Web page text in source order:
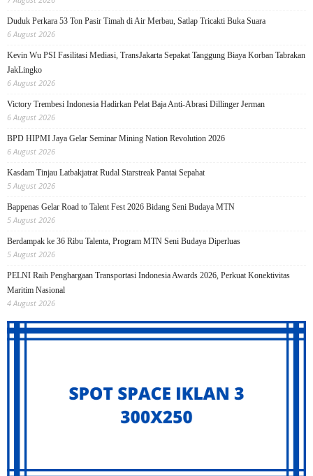
Duduk Perkara 53 Ton Pasir Timah di Air Merbau, Satlap Tricakti Buka Suara
6 August 2026
Kevin Wu PSI Fasilitasi Mediasi, TransJakarta Sepakat Tanggung Biaya Korban Tabrakan
JakLingko
6 August 2026
Victory Trembesi Indonesia Hadirkan Pelat Baja Anti-Abrasi Dillinger Jerman
6 August 2026
BPD HIPMI Jaya Gelar Seminar Mining Nation Revolution 2026
6 August 2026
Kasdam Tinjau Latbakjatrat Rudal Starstreak Pantai Sepahat
5 August 2026
Bappenas Gelar Road to Talent Fest 2026 Bidang Seni Budaya MTN
5 August 2026
Berdampak ke 36 Ribu Talenta, Program MTN Seni Budaya Diperluas
5 August 2026
PELNI Raih Penghargaan Transportasi Indonesia Awards 2026, Perkuat Konektivitas
Maritim Nasional
4 August 2026